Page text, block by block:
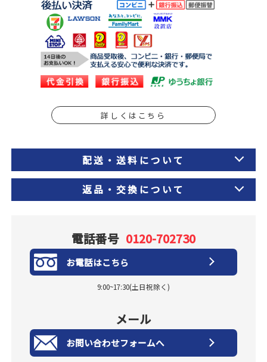
詳しくはこちら
配送・送料について
返品・交換について
電話番号 0120-702730
お電話はこちら
9:00~17:30(土日祝除く)
メール
お問い合わせフォームへ